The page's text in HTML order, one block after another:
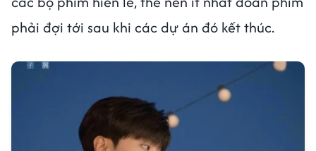
phải đợi tới sau khi các dự án đó kết thúc.